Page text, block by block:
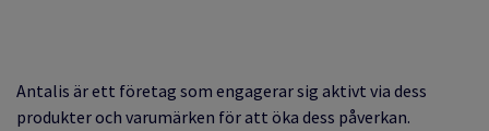
Antalis är ett företag som engagerar sig aktivt via dess
produkter och varumärken för att öka dess påverkan.